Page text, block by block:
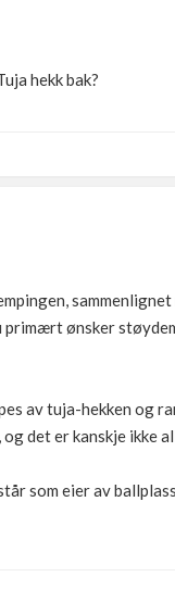
hekk bak?
ønsker
av tuja-hekken og
det er kanskje ikke
som eier av